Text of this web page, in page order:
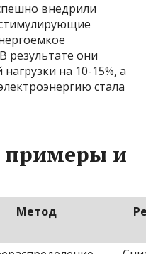
внедрили
результате они
на 10-15%, а
стала
примеры и
Метод